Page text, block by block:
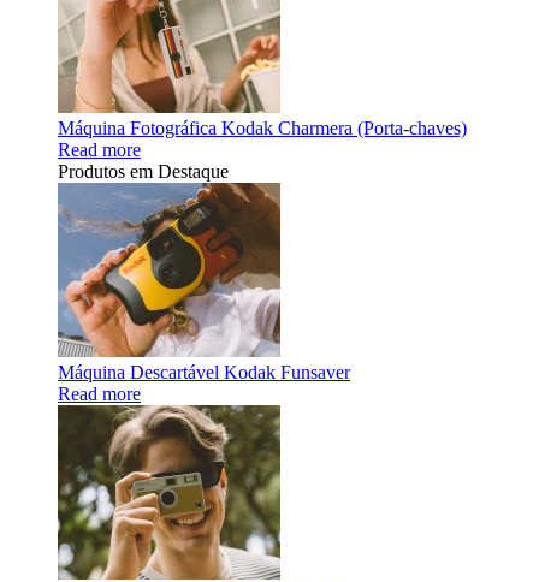
Máquina Fotográfica Kodak Charmera (Porta-chaves)
Read more
Produtos em Destaque
Máquina Descartável Kodak Funsaver
Read more